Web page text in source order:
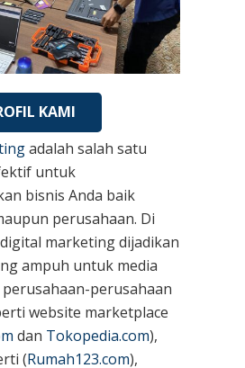
KAMI
adalah salah satu
untuk
bisnis Anda baik
perusahaan. Di
marketing dijadikan
ampuh untuk media
perusahaan
website marketplace
dan Tokopedia.com),
(Rumah123.com),